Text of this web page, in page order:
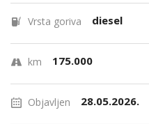
Vrsta goriva diesel
km 175.000
Objavljen 28.05.2026.